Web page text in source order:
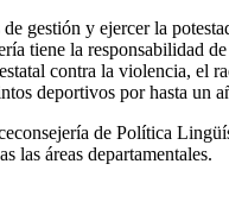
gestión y ejercer la
tiene la responsabilidad
contra la violencia, el
deportivos por hasta un
de Política
las áreas departamentales.